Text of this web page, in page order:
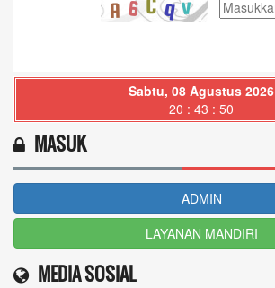
Sabtu, 08 Agustus 2026
20 : 43 : 52
MASUK
ADMIN
LAYANAN MANDIRI
MEDIA SOSIAL